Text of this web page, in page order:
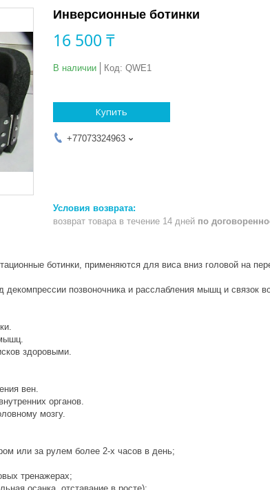
Инверсионные ботинки
16 500 ₸
В наличии Код: QWE1
Купить
+77073324963
возврат товара в течение 14 дней по
ботинки, применяются для виса вниз головой на
декомпрессии позвоночника и расслабления мышц и связок
здоровыми.
вен.
органов.
мозгу.
или за рулем более 2-х часов в день;
тренажерах;